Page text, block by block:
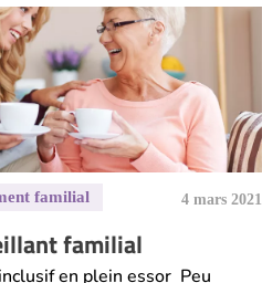
4 mars 2021
familial
en plein essor Peu